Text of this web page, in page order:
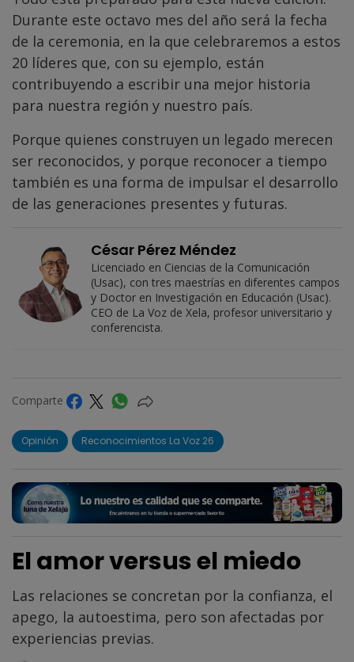
Durante este octavo mes del año será la fecha
de la ceremonia, en la que celebraremos a estos
20 líderes que, con su ejemplo, están
contribuyendo a escribir una mejor historia
para nuestra región y nuestro país.
Porque quienes construyen un legado merecen
ser reconocidos, y porque reconocer a tiempo
también es una forma de impulsar el desarrollo
de las generaciones presentes y futuras.
César Pérez Méndez
Licenciado en Ciencias de la Comunicación
(Usac), con tres maestrías en diferentes campos
y Doctor en Investigación en Educación (Usac).
CEO de La Voz de Xela, profesor universitario y
conferencista.
Comparte
Opinión Reconocimientos La Voz 26
El amor versus el miedo
Las relaciones se concretan por la confianza, el
apego, la autoestima, pero son afectadas por
experiencias previas.